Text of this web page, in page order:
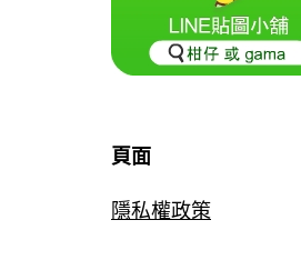
頁面
隱私權政策